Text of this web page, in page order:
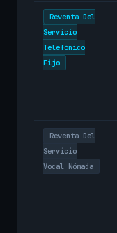
Reventa Del
Servicio
Telefónico
Fijo
Reventa Del
Servicio
Vocal Nómada